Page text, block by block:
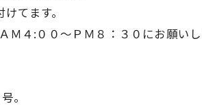
てます。
４:００～ＰＭ８：３０にお願いし
。